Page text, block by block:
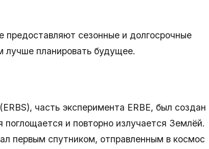
сезонные и долгосрочные
лучше планировать будущее.
часть эксперимента ERBE, был создан
поглощается и повторно излучается Землёй.
первым спутником, отправленным в космос